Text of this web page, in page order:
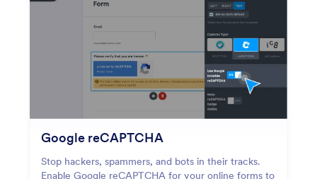
Google reCAPTCHA
Stop hackers, spammers, and bots in their tracks.
Enable Google reCAPTCHA for your online forms to